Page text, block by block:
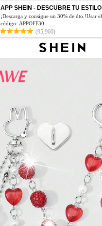
APP SHEIN - DESCUBRE TU ESTILO
¡Descarga y consigue un 30% de dto.!Usar el
código: APPOFF30
(95,960)